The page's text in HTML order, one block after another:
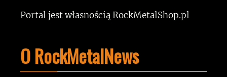
Portal jest własnością RockMetalShop.pl
O RockMetalNews